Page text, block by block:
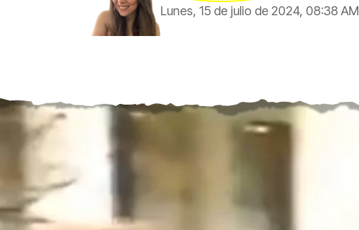
Lunes, 15 de julio de 2024, 08:38 AM